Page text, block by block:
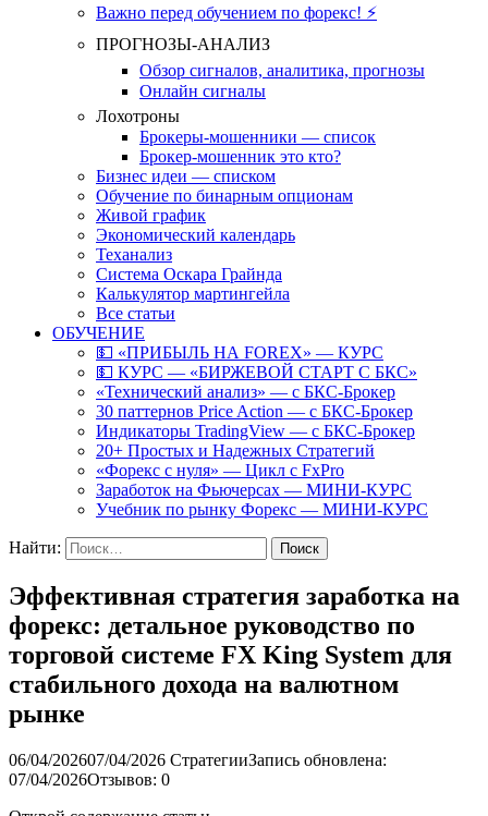
Важно перед обучением по форекс! ⚡
ПРОГНОЗЫ-АНАЛИЗ
Обзор сигналов, аналитика, прогнозы
Онлайн сигналы
Лохотроны
Брокеры-мошенники — список
Брокер-мошенник это кто?
Бизнес идеи — списком
Обучение по бинарным опционам
Живой график
Экономический календарь
Теханализ
Система Оскара Грайнда
Калькулятор мартингейла
Все статьи
ОБУЧЕНИЕ
💵 «ПРИБЫЛЬ НА FOREX» — КУРС
💵 КУРС — «БИРЖЕВОЙ СТАРТ С БКС»
«Технический анализ» — с БКС-Брокер
30 паттернов Price Action — с БКС-Брокер
Индикаторы TradingView — с БКС-Брокер
20+ Простых и Надежных Стратегий
«Форекс с нуля» — Цикл с FxPro
Заработок на Фьючерсах — МИНИ-КУРС
Учебник по рынку Форекс — МИНИ-КУРС
Найти:
Эффективная стратегия заработка на
форекс: детальное руководство по
торговой системе FX King System для
стабильного дохода на валютном
рынке
06/04/202607/04/2026 СтратегииЗапись обновлена:
07/04/2026Отзывов: 0